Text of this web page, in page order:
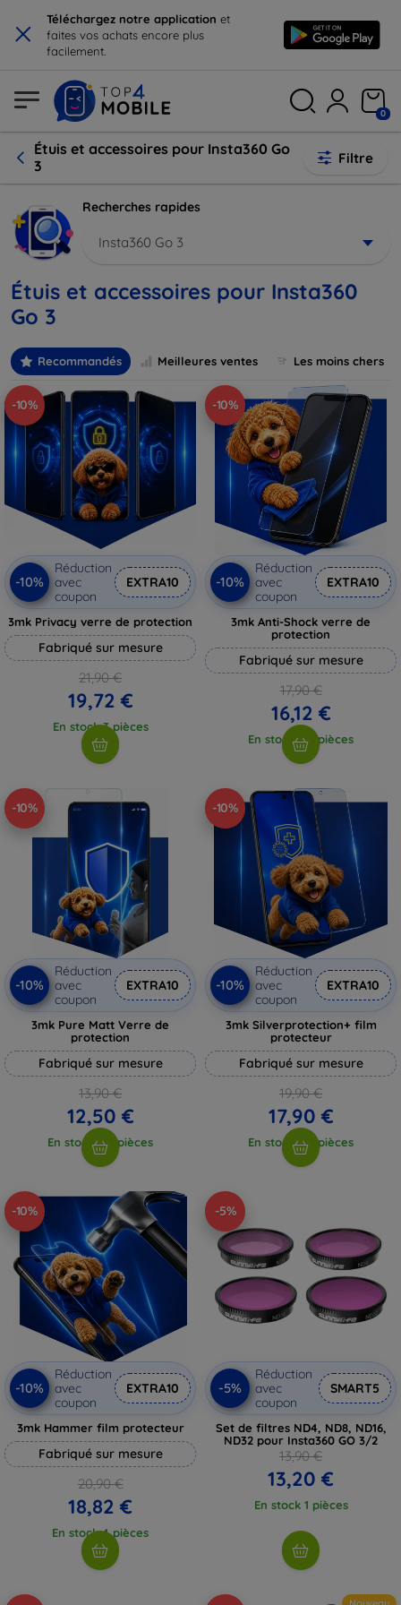
× Téléchargez notre application et
faites vos achats encore plus
facilement.
0
Étuis et accessoires pour Insta360 Go
3
Filtre
Recherches rapides
Insta360 Go 3
Étuis et accessoires pour Insta360
Go 3
Recommandés Meilleures ventes Les moins chers
-10%
-10%
Réduction
avec
coupon
EXTRA10
3mk Privacy verre de protection
Fabriqué sur mesure
21,90 €
19,72 €
En stock 3 pièces
-10%
-10%
Réduction
avec
coupon
EXTRA10
3mk Anti-Shock verre de
protection
Fabriqué sur mesure
17,90 €
16,12 €
En stock > 5 pièces
-10%
-10%
Réduction
avec
coupon
EXTRA10
3mk Pure Matt Verre de
protection
Fabriqué sur mesure
13,90 €
12,50 €
En stock > 5 pièces
-10%
-10%
Réduction
avec
coupon
EXTRA10
3mk Silverprotection+ film
protecteur
Fabriqué sur mesure
19,90 €
17,90 €
En stock > 5 pièces
-10%
-10%
Réduction
avec
coupon
EXTRA10
3mk Hammer film protecteur
Fabriqué sur mesure
20,90 €
18,82 €
En stock 4 pièces
-5%
-5%
Réduction
avec
coupon
SMART5
Set de filtres ND4, ND8, ND16,
ND32 pour Insta360 GO 3/2
13,90 €
13,20 €
En stock 1 pièces